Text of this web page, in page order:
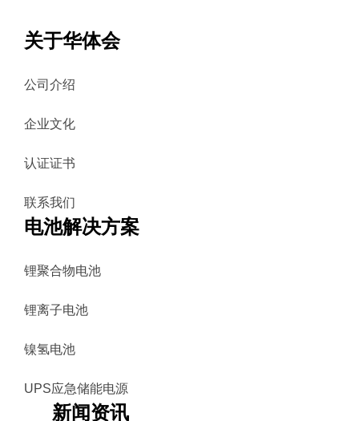
关于华体会
公司介绍
企业文化
认证证书
联系我们
电池解决方案
锂聚合物电池
锂离子电池
镍氢电池
UPS应急储能电源
新闻资讯